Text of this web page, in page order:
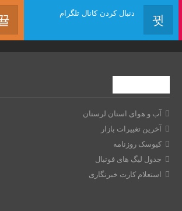
دنبال کردن کانال تلگرام
آب و هوای استان لرستان
آخرین تغییرات بازار
کیوسک روزنامه
جدول لیگ های فوتبال
استعلام کارت خبرنگاری